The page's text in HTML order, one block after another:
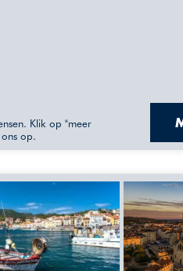
Klik op "meer
op.